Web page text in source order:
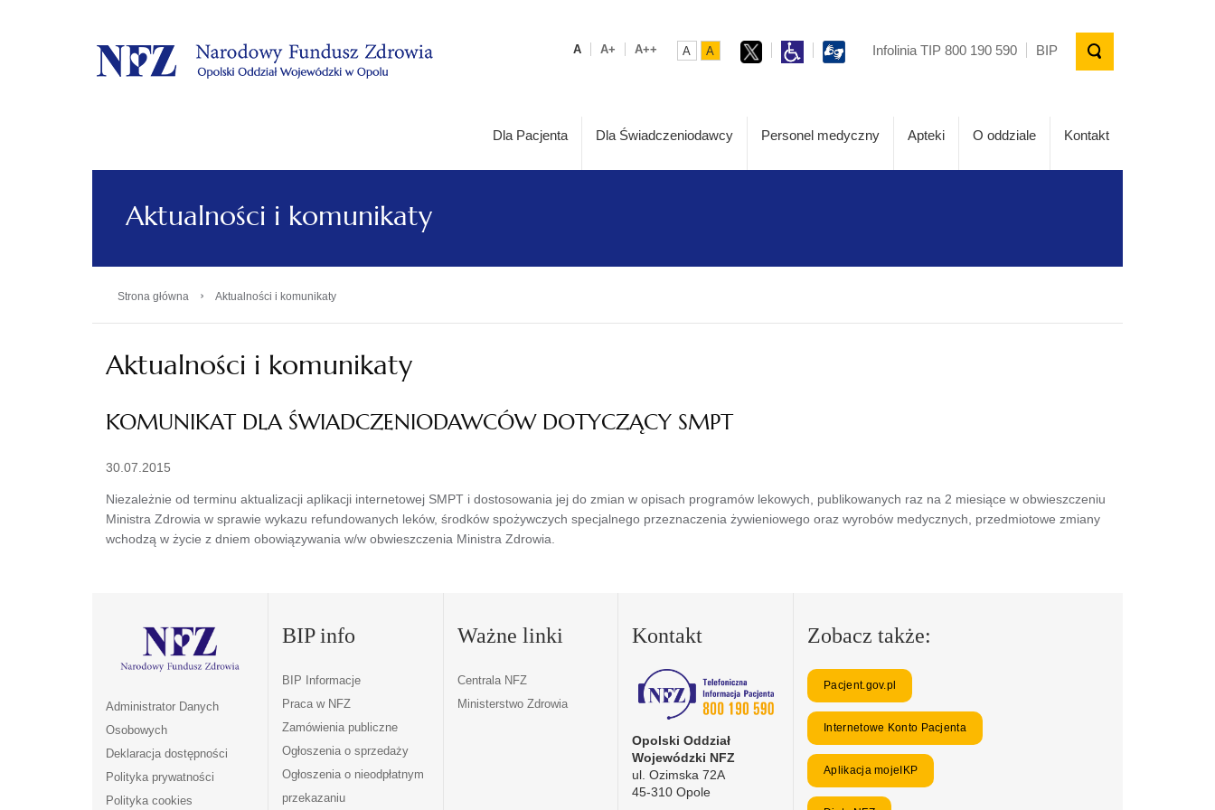
. A A+ A++ A A Infolinia TIP 800 190 590 BIP
Dla Pacjenta Dla Świadczeniodawcy Personel medyczny Apteki O oddziale Kontakt
Aktualności i komunikaty
Strona główna › Aktualności i komunikaty
Aktualności i komunikaty
KOMUNIKAT DLA ŚWIADCZENIODAWCÓW DOTYCZĄCY SMPT
30.07.2015
Niezależnie od terminu aktualizacji aplikacji internetowej SMPT i dostosowania jej do zmian w opisach programów lekowych, publikowanych raz na 2 miesiące w obwieszczeniu
Ministra Zdrowia w sprawie wykazu refundowanych leków, środków spożywczych specjalnego przeznaczenia żywieniowego oraz wyrobów medycznych, przedmiotowe zmiany
wchodzą w życie z dniem obowiązywania w/w obwieszczenia Ministra Zdrowia.
Administrator Danych
Osobowych
Deklaracja dostępności
Polityka prywatności
Polityka cookies
BIP info
BIP Informacje
Praca w NFZ
Zamówienia publiczne
Ogłoszenia o sprzedaży
Ogłoszenia o nieodpłatnym
przekazaniu
Ważne linki
Centrala NFZ
Ministerstwo Zdrowia
Kontakt
Opolski Oddział
Wojewódzki NFZ
ul. Ozimska 72A
45-310 Opole
Zobacz także:
Pacjent.gov.pl
Internetowe Konto Pacjenta
Aplikacja mojeIKP